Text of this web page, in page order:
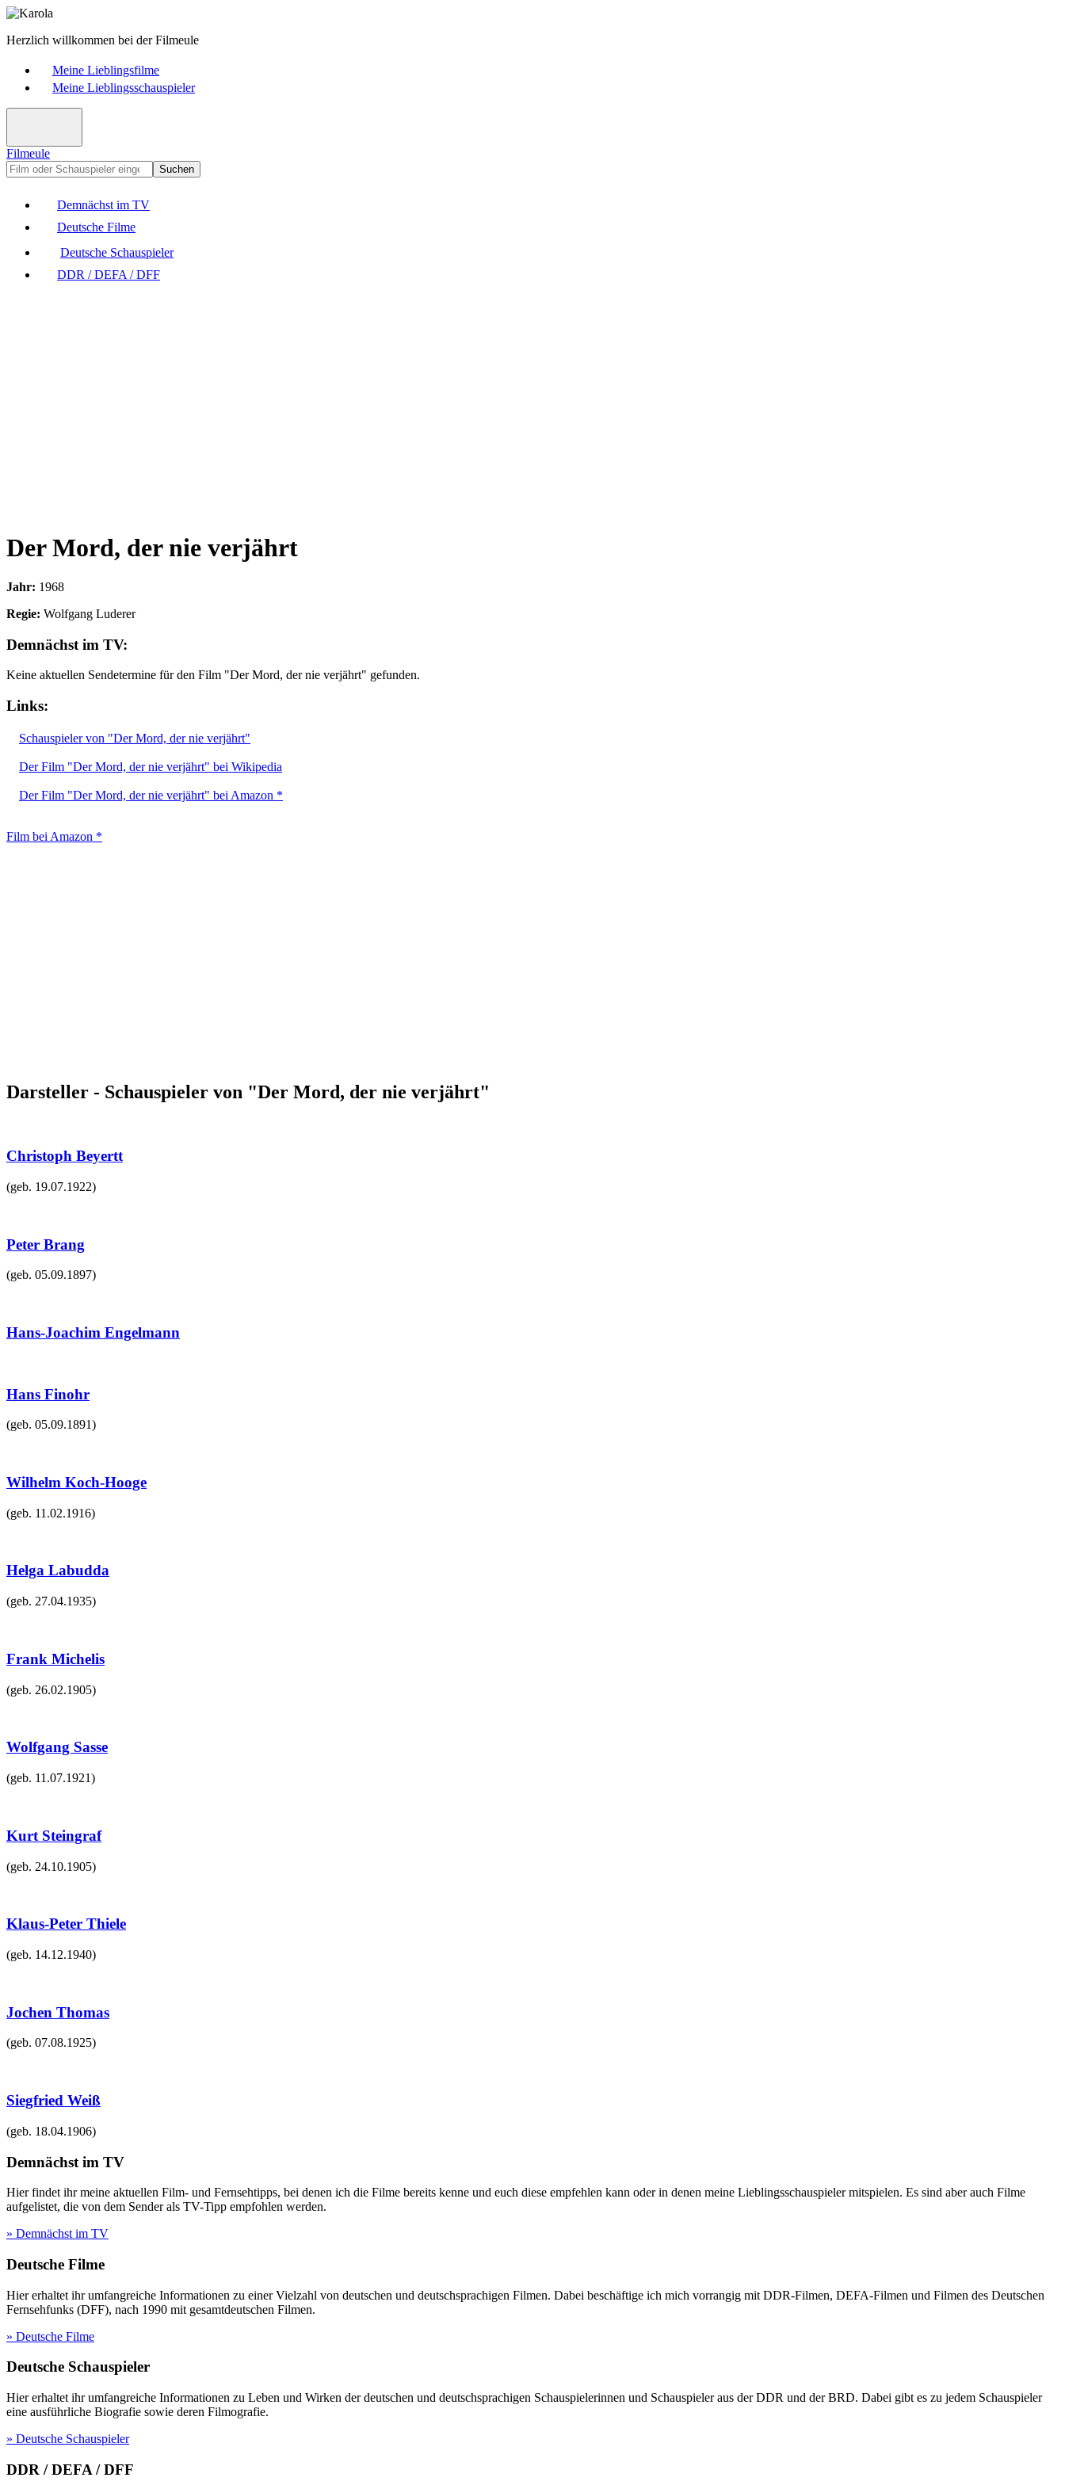
Herzlich willkommen bei der Filmeule
Meine Lieblingsfilme
Meine Lieblingsschauspieler
Filmeule
Suchen
Demnächst im TV
Deutsche Filme
Deutsche Schauspieler
DDR / DEFA / DFF
Der Mord, der nie verjährt
Jahr: 1968
Regie: Wolfgang Luderer
Demnächst im TV:
Keine aktuellen Sendetermine für den Film "Der Mord, der nie verjährt" gefunden.
Links:
Schauspieler von "Der Mord, der nie verjährt"
Der Film "Der Mord, der nie verjährt" bei Wikipedia
Der Film "Der Mord, der nie verjährt" bei Amazon *
Film bei Amazon *
Darsteller - Schauspieler von "Der Mord, der nie verjährt"
Christoph Beyertt
(geb. 19.07.1922)
Peter Brang
(geb. 05.09.1897)
Hans-Joachim Engelmann
Hans Finohr
(geb. 05.09.1891)
Wilhelm Koch-Hooge
(geb. 11.02.1916)
Helga Labudda
(geb. 27.04.1935)
Frank Michelis
(geb. 26.02.1905)
Wolfgang Sasse
(geb. 11.07.1921)
Kurt Steingraf
(geb. 24.10.1905)
Klaus-Peter Thiele
(geb. 14.12.1940)
Jochen Thomas
(geb. 07.08.1925)
Siegfried Weiß
(geb. 18.04.1906)
Demnächst im TV
Hier findet ihr meine aktuellen Film- und Fernsehtipps, bei denen ich die Filme bereits kenne und euch diese empfehlen kann oder in denen meine Lieblingsschauspieler mitspielen. Es sind aber auch Filme
aufgelistet, die von dem Sender als TV-Tipp empfohlen werden.
» Demnächst im TV
Deutsche Filme
Hier erhaltet ihr umfangreiche Informationen zu einer Vielzahl von deutschen und deutschsprachigen Filmen. Dabei beschäftige ich mich vorrangig mit DDR-Filmen, DEFA-Filmen und Filmen des Deutschen
Fernsehfunks (DFF), nach 1990 mit gesamtdeutschen Filmen.
» Deutsche Filme
Deutsche Schauspieler
Hier erhaltet ihr umfangreiche Informationen zu Leben und Wirken der deutschen und deutschsprachigen Schauspielerinnen und Schauspieler aus der DDR und der BRD. Dabei gibt es zu jedem Schauspieler
eine ausführliche Biografie sowie deren Filmografie.
» Deutsche Schauspieler
DDR / DEFA / DFF